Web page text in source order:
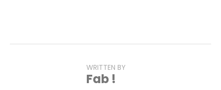
WRITTEN BY
Fab !